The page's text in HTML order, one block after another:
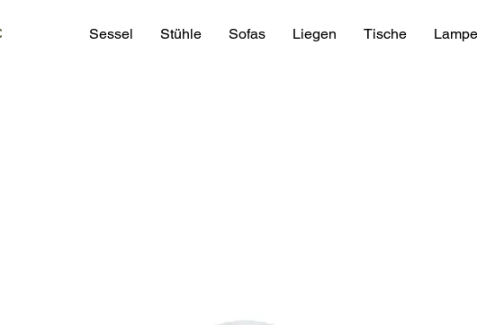
Sessel Stühle Sofas Liegen Tische